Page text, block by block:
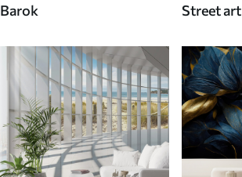
Barok Street art